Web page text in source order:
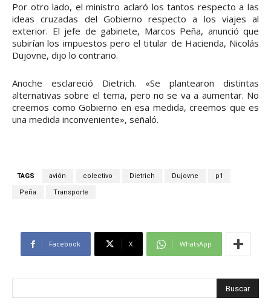
Por otro lado, el ministro aclaró los tantos respecto a las
ideas cruzadas del Gobierno respecto a los viajes al
exterior. El jefe de gabinete, Marcos Peña, anunció que
subirían los impuestos pero el titular de Hacienda, Nicolás
Dujovne, dijo lo contrario.
Anoche esclareció Dietrich. «Se plantearon distintas
alternativas sobre el tema, pero no se va a aumentar. No
creemos como Gobierno en esa medida, creemos que es
una medida inconveniente», señaló.
TAGS avión colectivo Dietrich Dujovne p1
Peña Transporte
Facebook X WhatsApp